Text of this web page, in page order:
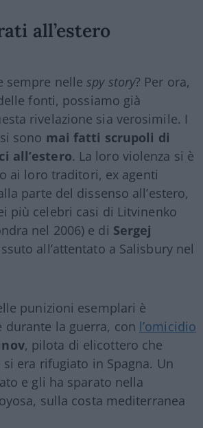
all’estero
sempre nellespy story? Per ora,
fonti, possiamo già
rivelazione sia verosimile. I
sono mai fatti scrupoli di
all’estero. La loro violenza si è
ai loro traditori, ex agenti
parte del dissenso all’estero,
più celebri casi di Litvinenko
nel 2006) e di Sergej
all’attentato a Salisbury nel
punizioni esemplari è
durante la guerra, con l’omicidio
, pilota di elicottero che
era rifugiato in Spagna. Un
e gli ha sparato nella
sulla costa mediterranea